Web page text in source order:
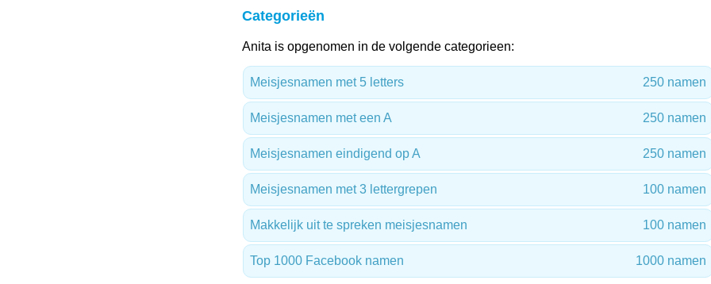
Categorieën
Anita is opgenomen in de volgende categorieen:
Meisjesnamen met 5 letters 250 namen
Meisjesnamen met een A 250 namen
Meisjesnamen eindigend op A 250 namen
Meisjesnamen met 3 lettergrepen 100 namen
Makkelijk uit te spreken meisjesnamen 100 namen
Top 1000 Facebook namen 1000 namen